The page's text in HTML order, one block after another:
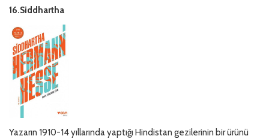
16.Siddhartha
Yazarın 1910-14 yıllarında yaptığı Hindistan gezilerinin bir ürünü